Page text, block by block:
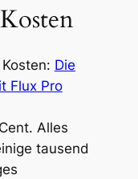
Die
Flux Pro
Alles
tausend